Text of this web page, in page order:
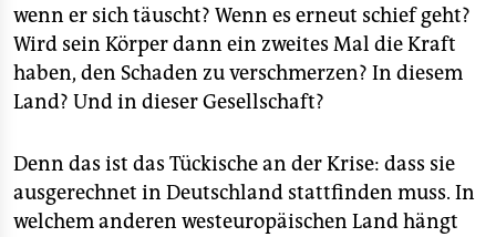
wenn er sich täuscht? Wenn es erneut schief geht?
Wird sein Körper dann ein zweites Mal die Kraft
haben, den Schaden zu verschmerzen? In diesem
Land? Und in dieser Gesellschaft?
Denn das ist das Tückische an der Krise: dass sie
ausgerechnet in Deutschland stattfinden muss. In
welchem anderen westeuropäischen Land hängt